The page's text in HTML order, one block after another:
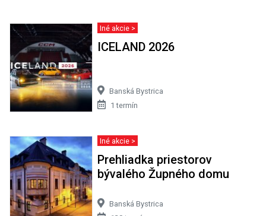
Iné akcie >
ICELAND 2026
Banská Bystrica
1 termín
Iné akcie >
Prehliadka priestorov
bývalého Župného domu
Banská Bystrica